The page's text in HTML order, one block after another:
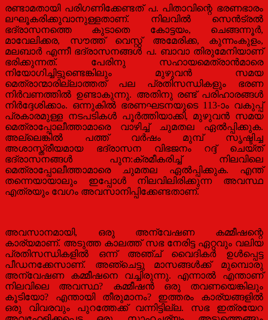
രണ്ടാമതായി പരിഗണിക്കേണ്ടത് പ. പിതാവിന്റെ ഭരണഭാരം
ലഘൂകരിക്കുവാനുള്ളതാണ്. നിലവിൽ സെൻട്രൽ
ഭദ്രാസനത്തെ കുടാതെ കോട്ടയം, ചെങ്ങന്നൂർ,
മാവേലിക്കര, സൗത്ത് വെസ്റ്റ് അമേരിക്ക, കുന്നംകുളം,
മലബാർ എന്നീ ഭദ്രാസനങ്ങൾ പ. ബാവാ തിരുമേനിയാണ്
ഭരിക്കുന്നത്. പേരിനു സഹായമെത്രാൻമാരെ
നിയോഗിച്ചിട്ടുണ്ടെങ്കിലും മുഴുവൻ സമയ
മെത്രാന്മാരില്ലാത്തത് പല പ്രതിസന്ധികളും ഭരണ
നിർവണത്തിൽ ഉണ്ടാകുന്നു. അതിനു രണ്ട് പരിഹാരങ്ങൾ
നിർദ്ദേശിക്കാം. ഒന്നുകിൽ ഭരണഘടനയുടെ 113-ാം വകുപ്പ്
പ്രകാരമുള്ള നടപടികൾ പൂർത്തിയാക്കി, മുഴുവൻ സമയ
മെത്രാപ്പോലീത്താമാരെ വാഴിച്ച് ചുമതല ഏൽപ്പിക്കുക.
അല്ലെങ്കിൽ പത്ത് വർഷം മുമ്പ് സൃഷ്ടിച്ച
അശാസ്ത്രീയമായ ഭദ്രാസന വിഭജനം റദ്ദ് ചെയ്ത്
ഭദ്രാസനങ്ങൾ പുന:ക്രമീകരിച്ച് നിലവിലെ
മെത്രാപ്പോലീത്താമാരെ ചുമതല ഏൽപ്പിക്കുക. എന്ത്
തന്നെയായാലും ഇപ്പോൾ നിലവിലിരിക്കുന്ന അവസ്ഥ
എത്രയും വേഗം അവസാനിപ്പിക്കേണ്ടതാണ്.
അവസാനമായി, ഒരു അന്വേഷണ കമ്മീഷന്റെ
കാര്യമാണ്. അടുത്ത കാലത്ത് സഭ നേരിട്ട ഏറ്റവും വലിയ
പ്രതിസന്ധികളിൽ ഒന്ന് അഞ്ച് വൈദികർ ഉൾപ്പെട്ട
പീഡനക്കേസാണ്. അഞ്ചെട്ടു മാസങ്ങൾക്ക് മുമ്പൊരു
അന്വേഷണ കമ്മീഷനെ വച്ചിരുന്നു. എന്നാൽ എന്താണ്
നിലവിലെ അവസ്ഥ? കമ്മീഷൻ ഒരു തവണയെങ്കിലും
കൂടിയോ? എന്തായി തീരുമാനം? ഇത്തരം കാര്യങ്ങളിൽ
ഒരു വിവരവും പുറത്തേക്ക് വന്നിട്ടില്ല. സഭ ഇത്രയേറ